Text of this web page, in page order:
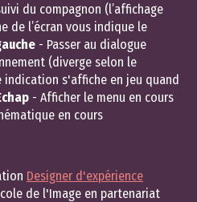
du compagnon (l’affichage
de l’écran vous indique le
- Passer au dialogue
(diverge selon le
indication s'affiche en jeu quand
- Afficher le menu en cours
en cours
Designer d'expérience
de l'Image en partenariat